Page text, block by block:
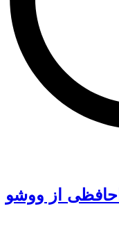
از ووشو